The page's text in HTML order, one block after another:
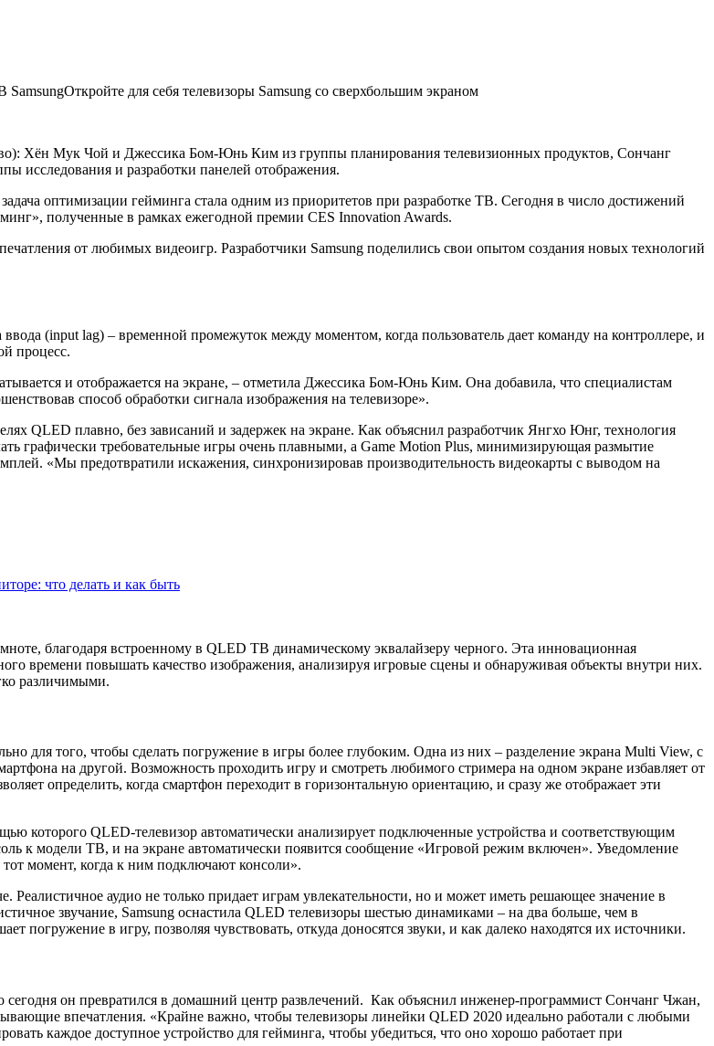
для себя телевизоры Samsung со сверхбольшим экраном
Хён Мук Чой и Джессика Бом-Юнь Ким из группы планирования телевизионных продуктов, Сончанг
исследования и разработки панелей отображения.
оптимизации гейминга стала одним из приоритетов при разработке ТВ. Сегодня в число достижений
полученные в рамках ежегодной премии CES Innovation Awards.
от любимых видеоигр. Разработчики Samsung поделились свои опытом создания новых технологий
ввода (input lag) – временной промежуток между моментом, когда пользователь дает команду на контроллере, и
процесс.
и отображается на экране, – отметила Джессика Бом-Юнь Ким. Она добавила, что специалистам
способ обработки сигнала изображения на телевизоре».
QLED плавно, без зависаний и задержек на экране. Как объяснил разработчик Янгхо Юнг, технология
графически требовательные игры очень плавными, а Game Motion Plus, минимизирующая размытие
«Мы предотвратили искажения, синхронизировав производительность видеокарты с выводом на
что делать и как быть
благодаря встроенному в QLED ТВ динамическому эквалайзеру черного. Эта инновационная
времени повышать качество изображения, анализируя игровые сцены и обнаруживая объекты внутри них.
различимыми.
для того, чтобы сделать погружение в игры более глубоким. Одна из них – разделение экрана Multi View, с
на другой. Возможность проходить игру и смотреть любимого стримера на одном экране избавляет от
определить, когда смартфон переходит в горизонтальную ориентацию, и сразу же отображает эти
которого QLED-телевизор автоматически анализирует подключенные устройства и соответствующим
к модели ТВ, и на экране автоматически появится сообщение «Игровой режим включен». Уведомление
момент, когда к ним подключают консоли».
аудио не только придает играм увлекательности, но и может иметь решающее значение в
звучание, Samsung оснастила QLED телевизоры шестью динамиками – на два больше, чем в
погружение в игру, позволяя чувствовать, откуда доносятся звуки, и как далеко находятся их источники.
сегодня он превратился в домашний центр развлечений. Как объяснил инженер-программист Сончанг Чжан,
впечатления. «Крайне важно, чтобы телевизоры линейки QLED 2020 идеально работали с любыми
каждое доступное устройство для гейминга, чтобы убедиться, что оно хорошо работает при